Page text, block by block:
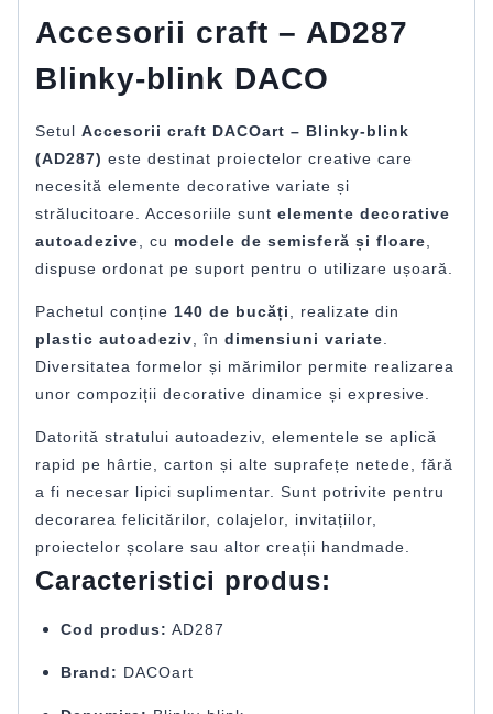
Accesorii craft – AD287
Blinky-blink DACO
Setul Accesorii craft DACOart – Blinky-blink
(AD287) este destinat proiectelor creative care
necesită elemente decorative variate și
strălucitoare. Accesoriile sunt elemente decorative
autoadezive , cu modele de semisferă și floare
dispuse ordonat pe suport pentru o utilizare ușoară.
Pachetul conține 140 de bucăți
, realizate din
plastic autoadeziv , în dimensiuni variate
Diversitatea formelor și mărimilor permite realizarea
unor compoziții decorative dinamice și expresive.
Datorită stratului autoadeziv, elementele se aplică
rapid pe hârtie, carton și alte suprafețe netede, fără
a fi necesar lipici suplimentar. Sunt potrivite pentru
decorarea felicitărilor, colajelor, invitațiilor,
proiectelor școlare sau altor creații handmade.
Caracteristici produs:
Cod produs: AD287
Brand: DACOart